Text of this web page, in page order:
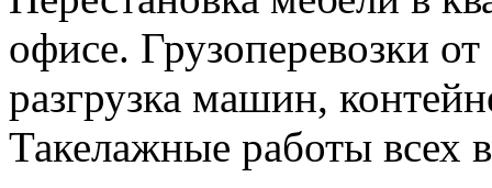
офисе. Грузоперевозки
разгрузка машин,
Такелажные работы всех